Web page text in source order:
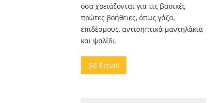
όσα χρειάζονται για τις βασικές
πρώτες βοήθειες, όπως γάζα,
επιδέσμους, αντισηπτικά μαντηλάκια
και ψαλίδι.
 Email